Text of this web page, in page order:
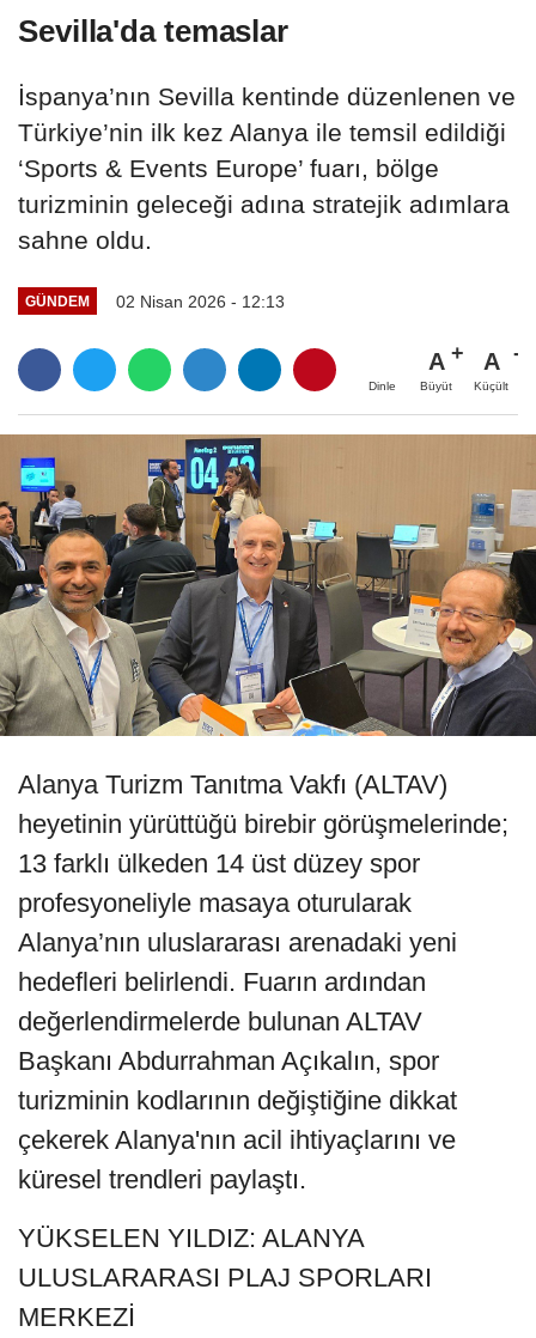
Sevilla'da temaslar
İspanya’nın Sevilla kentinde düzenlenen ve
Türkiye’nin ilk kez Alanya ile temsil edildiği
‘Sports & Events Europe’ fuarı, bölge
turizminin geleceği adına stratejik adımlara
sahne oldu.
GÜNDEM 02 Nisan 2026 - 12:13
Dinle
A
Büyüt
A
Küçült
Alanya Turizm Tanıtma Vakfı (ALTAV)
heyetinin yürüttüğü birebir görüşmelerinde;
13 farklı ülkeden 14 üst düzey spor
profesyoneliyle masaya oturularak
Alanya’nın uluslararası arenadaki yeni
hedefleri belirlendi. Fuarın ardından
değerlendirmelerde bulunan ALTAV
Başkanı Abdurrahman Açıkalın, spor
turizminin kodlarının değiştiğine dikkat
çekerek Alanya'nın acil ihtiyaçlarını ve
küresel trendleri paylaştı.
YÜKSELEN YILDIZ: ALANYA
ULUSLARARASI PLAJ SPORLARI
MERKEZİ